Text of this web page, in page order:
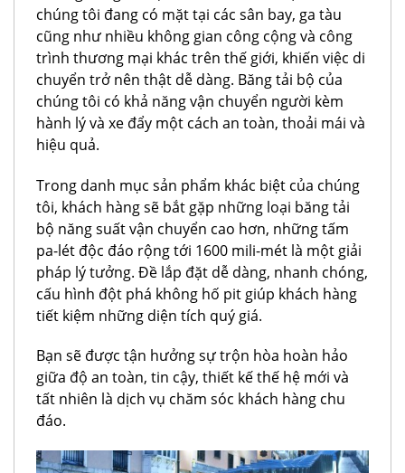
chúng tôi đang có mặt tại các sân bay, ga tàu
cũng như nhiều không gian công cộng và công
trình thương mại khác trên thế giới, khiến việc di
chuyển trở nên thật dễ dàng. Băng tải bộ của
chúng tôi có khả năng vận chuyển người kèm
hành lý và xe đẩy một cách an toàn, thoải mái và
hiệu quả.
Trong danh mục sản phẩm khác biệt của chúng
tôi, khách hàng sẽ bắt gặp những loại băng tải
bộ năng suất vận chuyển cao hơn, những tấm
pa-lét độc đáo rộng tới 1600 mili-mét là một giải
pháp lý tưởng. Đề lắp đặt dễ dàng, nhanh chóng,
cấu hình đột phá không hố pit giúp khách hàng
tiết kiệm những diện tích quý giá.
Bạn sẽ được tận hưởng sự trộn hòa hoàn hảo
giữa độ an toàn, tin cậy, thiết kế thế hệ mới và
tất nhiên là dịch vụ chăm sóc khách hàng chu
đáo.